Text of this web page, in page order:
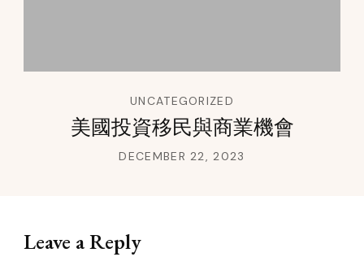
UNCATEGORIZED
美國投資移民與商業機會
DECEMBER 22, 2023
Leave a Reply